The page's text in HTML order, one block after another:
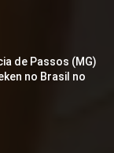
de Passos (MG)
no Brasil no